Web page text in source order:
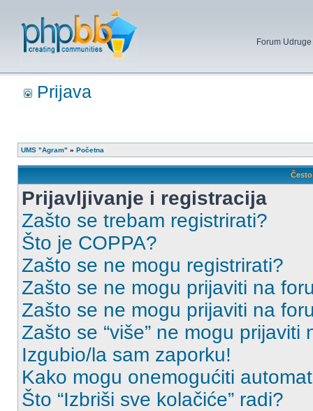
Forum
Prijava
UMS "Agram" » Početna
Prijavljivanje i registracija
Zašto se trebam registrirati?
Što je COPPA?
Zašto se ne mogu registrirati?
Zašto se ne mogu prijaviti na
Zašto se ne mogu prijaviti na
Zašto se “više” ne mogu prijaviti
Izgubio/la sam zaporku!
Kako mogu onemogućiti
Što “Izbriši sve kolačiće” radi?